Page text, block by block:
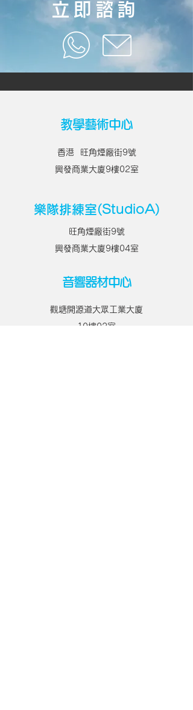
立即諮詢
教學藝術中心
香港 旺角煙廠街9號
興發商業大廈9樓02室
樂隊排練室(StudioA)
旺角煙廠街9號
興發商業大廈9樓04室
音響器材中心
觀塘開源道大眾工業大廈
10樓02室